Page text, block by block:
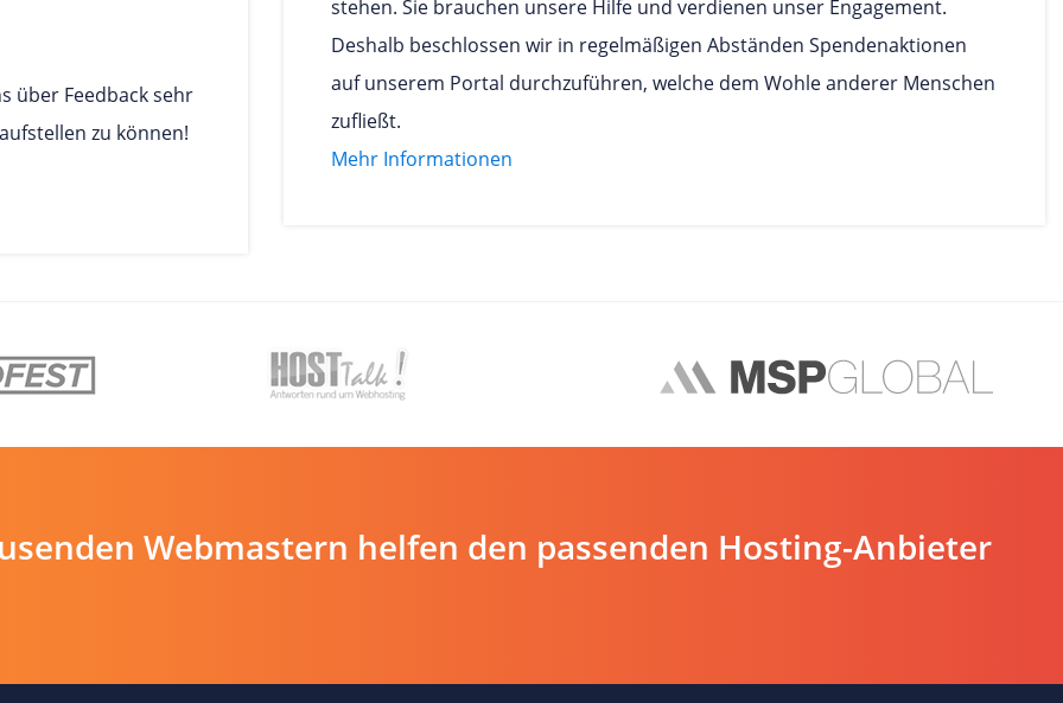
über Feedback sehr
zu können!
stehen. Sie brauchen unsere Hilfe und verdienen unser Engagement.
Deshalb beschlossen wir in regelmäßigen Abständen Spendenaktionen
auf unserem Portal durchzuführen, welche dem Wohle anderer Menschen
zufließt.
Mehr Informationen
Webmastern helfen den passenden Hosting-Anbieter